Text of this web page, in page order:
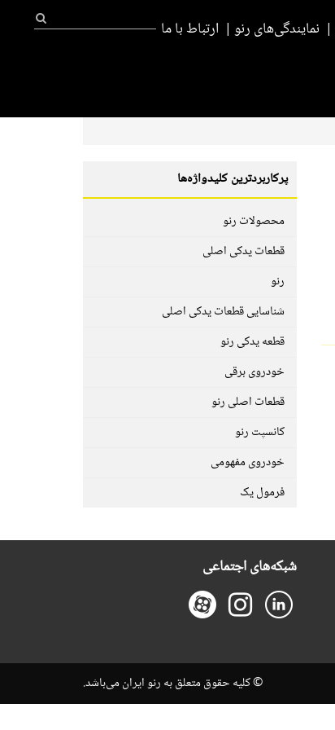
نمایندگی‌های رنو ارتباط با ما
پرکاربردترین کلیدواژه‌ها
محصولات رنو
قطعات یدکی اصلی
رنو
شناسایی قطعات یدکی اصلی
قطعه یدکی رنو
خودروی برقی
قطعات اصلی رنو
کانسپت رنو
خودروی مفهومی
فرمول یک
شبکه‌های اجتماعی
© کلیه حقوق متعلق به رنو ایران می‌باشد.